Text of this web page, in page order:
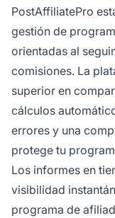
PostAffiliatePro
gestión de
orientadas al
comisiones. La
superior en
cálculos
errores y una
protege tu
Los informes en
visibilidad
programa de